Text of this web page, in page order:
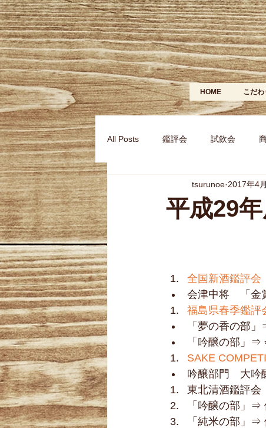
HOME こだわ
All Posts 鑑評会 試飲会
平成29
tsurunoe 2017年4
全国新酒鑑評会
会津中将　「
福島県春季鑑評
「夢の香の部
「吟醸の部」
SAKE
吟醸部門　大
東北清酒鑑評会
「吟醸の部」⇒
「純米の部」